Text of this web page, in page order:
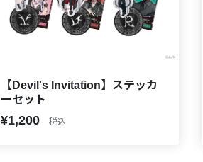
【Devil's Invitation】ステッカ
ーセット
¥1,200 税込